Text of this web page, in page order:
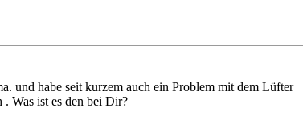
und habe seit kurzem auch ein Problem mit dem Lüfter
Was ist es den bei Dir?